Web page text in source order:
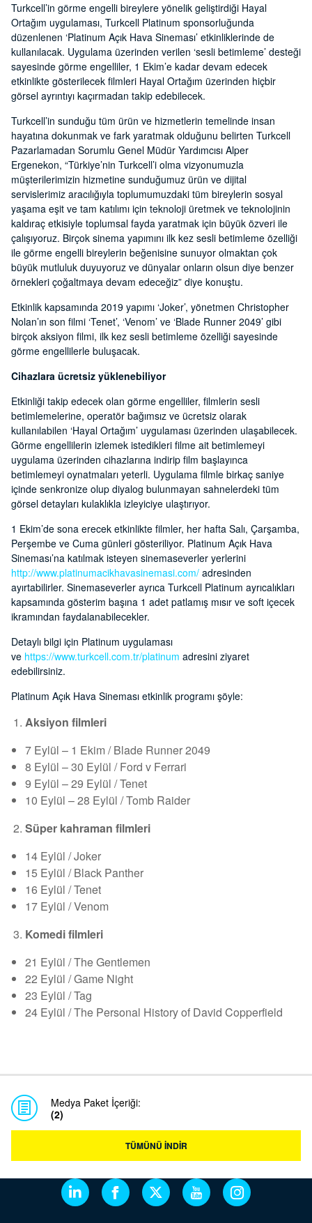
Turkcell’in görme engelli bireylere yönelik geliştirdiği Hayal
Ortağım uygulaması, Turkcell Platinum sponsorluğunda
düzenlenen ‘Platinum Açık Hava Sineması’ etkinliklerinde de
kullanılacak. Uygulama üzerinden verilen ‘sesli betimleme’ desteği
sayesinde görme engelliler, 1 Ekim’e kadar devam edecek
etkinlikte gösterilecek filmleri Hayal Ortağım üzerinden hiçbir
görsel ayrıntıyı kaçırmadan takip edebilecek.
Turkcell’in sunduğu tüm ürün ve hizmetlerin temelinde insan
hayatına dokunmak ve fark yaratmak olduğunu belirten Turkcell
Pazarlamadan Sorumlu Genel Müdür Yardımcısı Alper
Ergenekon, “Türkiye’nin Turkcell’i olma vizyonumuzla
müşterilerimizin hizmetine sunduğumuz ürün ve dijital
servislerimiz aracılığıyla toplumumuzdaki tüm bireylerin sosyal
yaşama eşit ve tam katılımı için teknoloji üretmek ve teknolojinin
kaldıraç etkisiyle toplumsal fayda yaratmak için büyük özveri ile
çalışıyoruz. Birçok sinema yapımını ilk kez sesli betimleme özelliği
ile görme engelli bireylerin beğenisine sunuyor olmaktan çok
büyük mutluluk duyuyoruz ve dünyalar onların olsun diye benzer
örnekleri çoğaltmaya devam edeceğiz” diye konuştu.
Etkinlik kapsamında 2019 yapımı ‘Joker’, yönetmen Christopher
Nolan’ın son filmi ‘Tenet’, ‘Venom’ ve ‘Blade Runner 2049’ gibi
birçok aksiyon filmi, ilk kez sesli betimleme özelliği sayesinde
görme engellilerle buluşacak.
Cihazlara ücretsiz yüklenebiliyor
Etkinliği takip edecek olan görme engelliler, filmlerin sesli
betimlemelerine, operatör bağımsız ve ücretsiz olarak
kullanılabilen ‘Hayal Ortağım’ uygulaması üzerinden ulaşabilecek.
Görme engellilerin izlemek istedikleri filme ait betimlemeyi
uygulama üzerinden cihazlarına indirip film başlayınca
betimlemeyi oynatmaları yeterli. Uygulama filmle birkaç saniye
içinde senkronize olup diyalog bulunmayan sahnelerdeki tüm
görsel detayları kulaklıkla izleyiciye ulaştırıyor.
1 Ekim’de sona erecek etkinlikte filmler, her hafta Salı, Çarşamba,
Perşembe ve Cuma günleri gösteriliyor. Platinum Açık Hava
Sineması’na katılmak isteyen sinemaseverler yerlerini
http://www.platinumacikhavasinemasi.com/ adresinden
ayırtabilirler. Sinemaseverler ayrıca Turkcell Platinum ayrıcalıkları
kapsamında gösterim başına 1 adet patlamış mısır ve soft içecek
ikramından faydalanabilecekler.
Detaylı bilgi için Platinum uygulaması
ve https://www.turkcell.com.tr/platinum adresini ziyaret
edebilirsiniz.
Platinum Açık Hava Sineması etkinlik programı şöyle:
Aksiyon filmleri
7 Eylül – 1 Ekim / Blade Runner 2049
8 Eylül – 30 Eylül / Ford v Ferrari
9 Eylül – 29 Eylül / Tenet
10 Eylül – 28 Eylül / Tomb Raider
Süper kahraman filmleri
14 Eylül / Joker
15 Eylül / Black Panther
16 Eylül / Tenet
17 Eylül / Venom
Komedi filmleri
21 Eylül / The Gentlemen
22 Eylül / Game Night
23 Eylül / Tag
24 Eylül / The Personal History of David Copperfield
Medya Paket İçeriği:
(2)
TÜMÜNÜ İNDİR